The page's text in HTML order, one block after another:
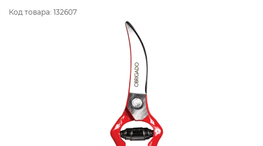
Код товара: 132607